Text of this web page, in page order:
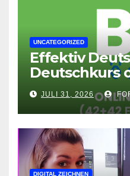
UNCATEGORIZED
Effektiv
Deutschkurs
JULI 31, 2026
DIGITAL ZEICHNEN